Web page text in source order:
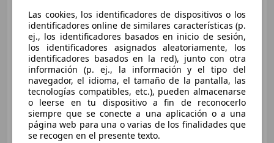
€ 10.371 1
Súper oferta
11/2018 81.750 km
Gas licuado (GLP)
103 kW (140 CV)
OCASIONPLUS CORDOBA LUCENA
Las cookies, los identificadores de dispositivos o los
identificadores online de similares características (p.
ej., los identificadores basados en inicio de sesión,
los identificadores asignados aleatoriamente, los
identificadores basados en la red), junto con otra
información (p. ej., la información y el tipo del
navegador, el idioma, el tamaño de la pantalla, las
tecnologías compatibles, etc.), pueden almacenarse
o leerse en tu dispositivo a fin de reconocerlo
siempre que se conecte a una aplicación o a una
página web para una o varias de los finalidades que
se recogen en el presente texto.